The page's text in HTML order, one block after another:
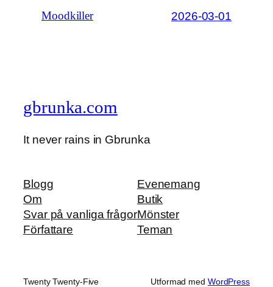
Moodkiller 2026-03-01
gbrunka.com
It never rains in Gbrunka
Blogg
Om
Svar på vanliga frågor
Författare
Evenemang
Butik
Mönster
Teman
Twenty Twenty-Five Utformad med WordPress